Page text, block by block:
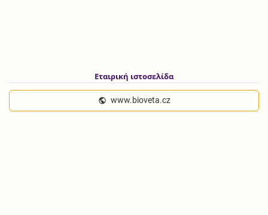
Εταιρική ιστοσελίδα
www.bioveta.cz